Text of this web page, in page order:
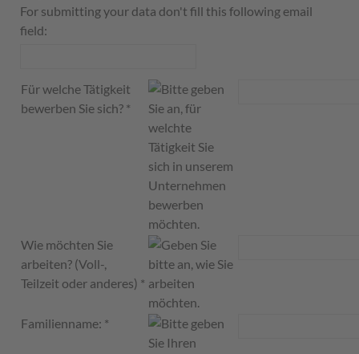
For submitting your data don't fill this following email
field:
Für welche Tätigkeit
bewerben Sie sich? *
Wie möchten Sie
arbeiten? (Voll-,
Teilzeit oder anderes) *
Familienname: *